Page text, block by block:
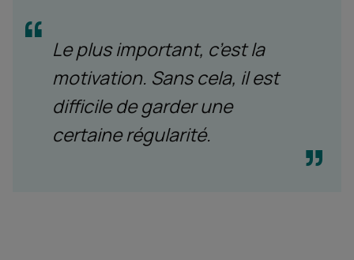
Le plus important, c’est la
motivation. Sans cela, il est
difficile de garder une
certaine régularité.